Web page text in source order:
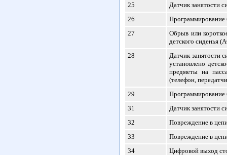
25
Датчик занятости
26
Программирование
27
Обрыв или
детского сиденья
28
Датчик занятости
установлено
предметы на
(телефон,
29
Программирование
31
Датчик занятости
32
Повреждение в
33
Повреждение в
34
Цифровой выход